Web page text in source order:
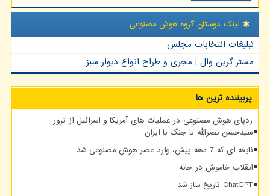
لینک دوستان گروه هوش مصنوعی
تبلیغات انتخابات مجلس
مستر گرین وال | مجری و طراح انواع دیوار سبز
پربیننده ترین ها
ردپای هوش مصنوعی در عملیات های آمریکا و اسرائیل از ترور
سیدحسن نصرالله تا جنگ با ایران
نابغه ای که 7 دهه پیش، وارد عصر هوش مصنوعی شد
انقلاب خاموش در خانه
ChatGPT تاریخ ساز شد